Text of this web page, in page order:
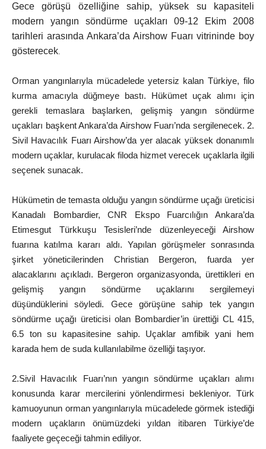
Gece görüşü özelliğine sahip, yüksek su kapasiteli
modern yangın söndürme uçakları 09-12 Ekim 2008
tarihleri arasında Ankara’da Airshow Fuarı vitrininde boy
gösterecek
Orman yangınlarıyla mücadelede yetersiz kalan Türkiye, filo
kurma amacıyla düğmeye bastı. Hükümet uçak alımı için
gerekli temaslara başlarken, gelişmiş yangın söndürme
uçakları başkent Ankara’da Airshow Fuarı’nda sergilenecek. 2.
Sivil Havacılık Fuarı Airshow’da yer alacak yüksek donanımlı
modern uçaklar, kurulacak filoda hizmet verecek uçaklarla ilgili
seçenek sunacak.
Hükümetin de temasta olduğu yangın söndürme uçağı üreticisi
Kanadalı Bombardier, CNR Ekspo Fuarcılığın Ankara’da
Etimesgut Türkkuşu Tesisleri’nde düzenleyeceği Airshow
fuarına katılma kararı aldı. Yapılan görüşmeler sonrasında
şirket yöneticilerinden Christian Bergeron, fuarda yer
alacaklarını açıkladı. Bergeron organizasyonda, ürettikleri en
gelişmiş yangın söndürme uçaklarını sergilemeyi
düşündüklerini söyledi. Gece görüşüne sahip tek yangın
söndürme uçağı üreticisi olan Bombardier’in ürettiği CL 415,
6.5 ton su kapasitesine sahip. Uçaklar amfibik yani hem
karada hem de suda kullanılabilme özelliği taşıyor.
2.Sivil Havacılık Fuarı’nın yangın söndürme uçakları alımı
konusunda karar mercilerini yönlendirmesi bekleniyor. Türk
kamuoyunun orman yangınlarıyla mücadelede görmek istediği
modern uçakların önümüzdeki yıldan itibaren Türkiye’de
faaliyete geçeceği tahmin ediliyor.